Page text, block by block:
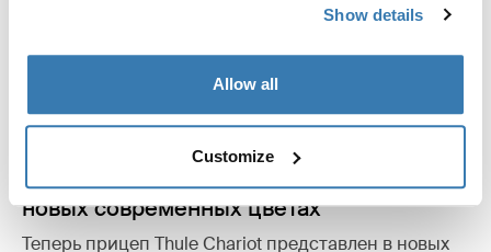
Show details
Allow all
Customize
Велосипедный прицеп Thule Chariot в
новых современных цветах
Теперь прицеп Thule Chariot представлен в новых